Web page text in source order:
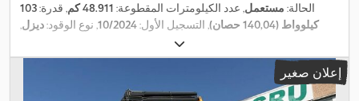
الحالة: مستعمل, عدد الكيلومترات المقطوعة: 48.911 كم , قدرة:103
كيلوواط (140,04 حصان)
, التسجيل الأول:10/2024, نوع الوقود:ديزل,
, قاعدة العجلات:
الوقود (داخل المدينة):690 لتر/100 كم , لون:أبيض, نوع التروس:
ميكانيكي, عدد المقاعد:
4.000 مم
, عرض مساحة التحميل:2.100 مم , ارتفاع مساحة التحميل:
إعلان صغير